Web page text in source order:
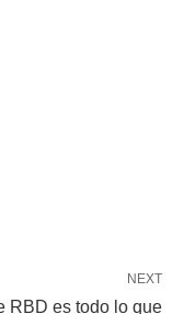
NEXT
RBD es todo lo que